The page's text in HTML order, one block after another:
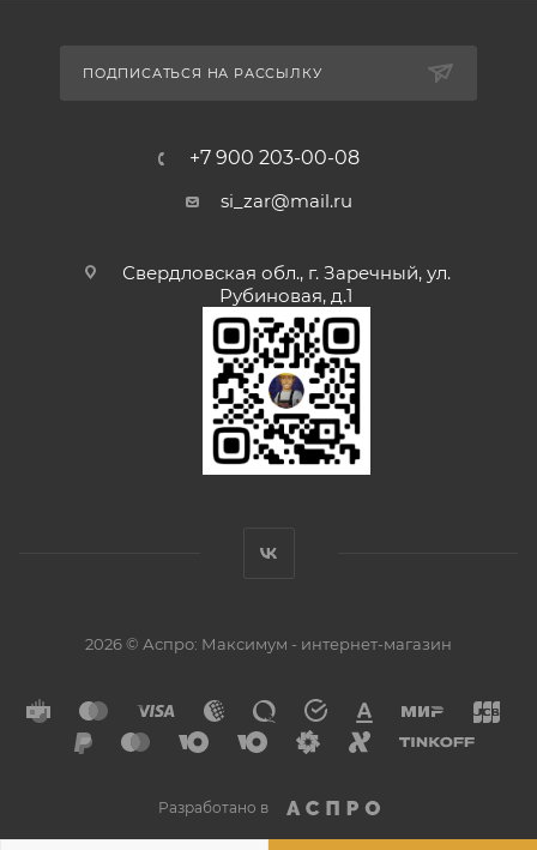
ПОДПИСАТЬСЯ НА РАССЫЛКУ
+7 900 203-00-08
si_zar@mail.ru
Свердловская обл., г. Заречный, ул.
Рубиновая, д.1
2026 © Аспро: Максимум - интернет-магазин
Разработано в